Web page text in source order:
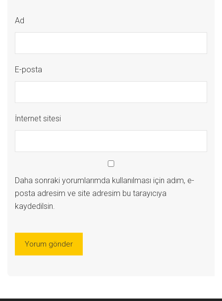
Ad
E-posta
İnternet sitesi
Daha sonraki yorumlarımda kullanılması için adım, e-
posta adresim ve site adresim bu tarayıcıya
kaydedilsin.